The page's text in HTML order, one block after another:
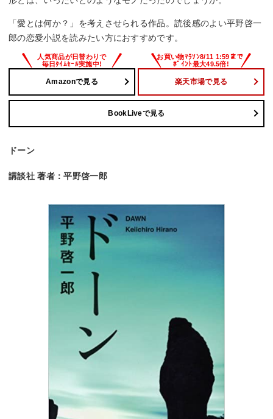
「愛とは何か？」を考えさせられる作品。読後感のよい平野啓一
郎の恋愛小説を読みたい方におすすめです。
Amazonで見る 楽天市場で見る
BookLiveで見る
ドーン
講談社 著者：平野啓一郎